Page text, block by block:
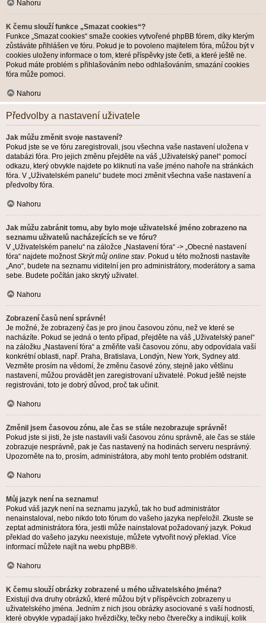
Nahoru
K čemu slouží funkce „Smazat cookies“?
Funkce „Smazat cookies“ smaže cookies vytvořené phpBB fórem, díky kterým
zůstáváte přihlášen ve fóru. Pokud je to povoleno majitelem fóra, můžou být v
cookies uloženy informace o tom, které příspěvky jste četli, a které ještě ne.
Pokud máte problém s přihlašováním nebo odhlašováním, smazání cookies
fóra může pomoci.
Nahoru
Předvolby a nastavení uživatele
Jak můžu změnit svoje nastavení?
Pokud jste se ve fóru zaregistrovali, jsou všechna vaše nastavení uložena v
databázi fóra. Pro jejich změnu přejděte na váš „Uživatelský panel“ pomocí
odkazu, který obvykle najdete po kliknutí na vaše jméno nahoře na stránkách
fóra. V „Uživatelském panelu“ budete moci změnit všechna vaše nastavení a
předvolby fóra.
Nahoru
Jak můžu zabránit tomu, aby bylo moje uživatelské jméno zobrazeno na
seznamu uživatelů nacházejících se ve fóru?
V „Uživatelském panelu“ na záložce „Nastavení fóra“ -> „Obecné nastavení
fóra“ najdete možnostSkrýt můj online stav. Pokud u této možnosti nastavíte
„Ano“, budete na seznamu viditelní jen pro administrátory, moderátory a sama
sebe. Budete počítán jako skrytý uživatel.
Nahoru
Zobrazení časů není správné!
Je možné, že zobrazený čas je pro jinou časovou zónu, než ve které se
nacházíte. Pokud se jedná o tento případ, přejděte na váš „Uživatelský panel“
na záložku „Nastavení fóra“ a změňte vaši časovou zónu, aby odpovídala vaší
konkrétní oblasti, např. Praha, Bratislava, Londýn, New York, Sydney atd.
Vezměte prosím na vědomí, že změnu časové zóny, stejně jako většinu
nastavení, můžou provádět jen zaregistrovaní uživatelé. Pokud ještě nejste
registrováni, toto je dobrý důvod, proč tak učinit.
Nahoru
Změnil jsem časovou zónu, ale čas se stále nezobrazuje správně!
Pokud jste si jisti, že jste nastavili vaši časovou zónu správně, ale čas se stále
zobrazuje nesprávně, pak je čas nastavený na hodinách serveru nesprávný.
Upozorněte na to, prosím, administrátora, aby mohl tento problém odstranit.
Nahoru
Můj jazyk není na seznamu!
Pokud váš jazyk není na seznamu jazyků, tak ho buď administrátor
nenainstaloval, nebo nikdo toto fórum do vašeho jazyka nepřeložil. Zkuste se
zeptat administrátora fóra, jestli může nainstalovat požadovaný jazyk. Pokud
překlad do vašeho jazyku neexistuje, můžete vytvořit nový překlad. Více
informací můžete najít na webu phpBB®.
Nahoru
K čemu slouží obrázky zobrazené u mého uživatelského jména?
Existují dva druhy obrázků, které můžou být v příspěvcích zobrazeny u
uživatelského jména. Jedním z nich jsou obrázky asociované s vaší hodností,
které obvykle vypadají jako hvězdičky, tečky nebo čtverečky a indikují, kolik